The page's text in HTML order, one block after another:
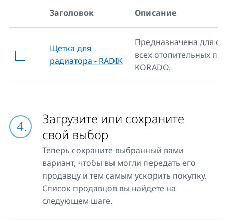
Заголовок Описание
Щетка для
радиатора - RADIK
Предназначена для
всех отопительных
KORADO.
Загрузите или сохраните
свой выбор
Теперь сохраните выбранный вами
вариант, чтобы вы могли передать его
продавцу и тем самым ускорить покупку.
Список продавцов вы найдете на
следующем шаге.